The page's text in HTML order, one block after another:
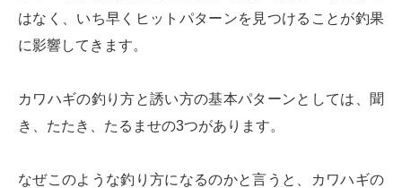
はなく、いち早くヒットパターンを見つけることが釣果
に影響してきます。
カワハギの釣り方と誘い方の基本パターンとしては、聞
き、たたき、たるませの3つがあります。
なぜこのような釣り方になるのかと言うと、カワハギの